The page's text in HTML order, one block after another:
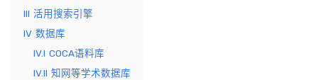
III 活用搜索引擎
IV 数据库
IV.I COCA语料库
IV.II 知网等学术数据库